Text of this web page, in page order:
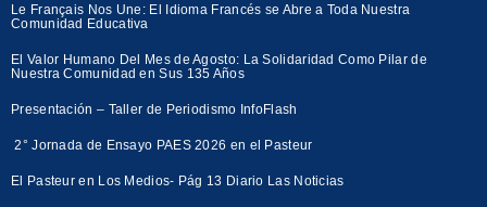
Le Français Nos Une: El Idioma Francés se Abre a Toda Nuestra
Comunidad Educativa
El Valor Humano Del Mes de Agosto: La Solidaridad Como Pilar de
Nuestra Comunidad en Sus 135 Años
Presentación – Taller de Periodismo InfoFlash
2° Jornada de Ensayo PAES 2026 en el Pasteur
El Pasteur en Los Medios- Pág 13 Diario Las Noticias